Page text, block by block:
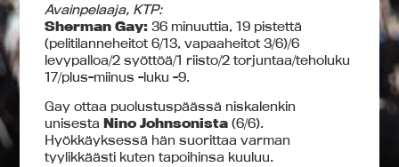
Avainpelaaja, KTP:
Sherman Gay: 36 minuuttia, 19 pistettä
(pelitilanneheitot 6/13, vapaaheitot 3/6)/6
levypalloa/2 syöttöä/1 riisto/2 torjuntaa/teholuku
17/plus-miinus -luku -9.
Gay ottaa puolustuspäässä niskalenkin
unisestaNino Johnsonista (6/6).
Hyökkäyksessä hän suorittaa varman
tyylikkäästi kuten tapoihinsa kuuluu.